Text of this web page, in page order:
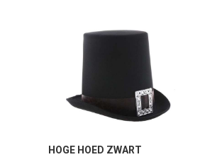
HOGE HOED ZWART